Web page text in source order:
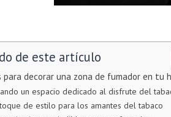
de este artículo
para decorar una zona de fumador en tu
un espacio dedicado al disfrute del
de estilo para los amantes del tabaco